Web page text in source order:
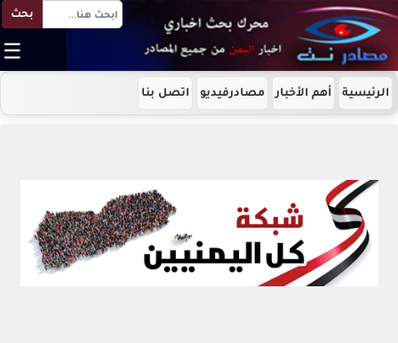
بحث
☰
الرئيسية أهم الأخبار مصادرفيديو اتصل بنا